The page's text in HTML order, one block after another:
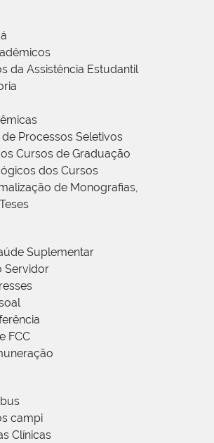
da Assistência Estudantil
Processos Seletivos
Cursos de Graduação
dos Cursos
de Monografias,
Suplementar
Servidor
FCC
campi
Clínicas